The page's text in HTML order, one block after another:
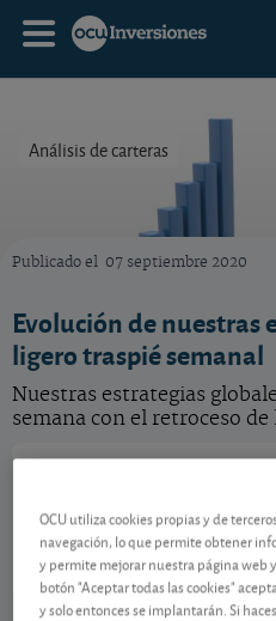
Análisis de carteras
En 2026 resultará esencial seguir
Publicado el 07 septiembre 2020
Evolución de nuestras
ligero traspié semanal
Nuestras estrategias
semana con el retroceso de
Metavalor Global
05/08/2026 Mixtos Globales Flexibles
OCU utiliza cookies propias y de
navegación, lo que permite obtener
y permite mejorar nuestra página web
botón "Aceptar todas las cookies"
y solo entonces se implantarán. Si